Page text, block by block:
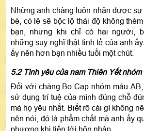
Những anh chàng luôn nhận được
bè, có lẽ sẽ bộc lộ thái độ không
bạn, nhưng khi chỉ có hai người,
những suy nghĩ thật tinh tế của anh
ấy nên hơn bạn nhiều tuổi một chút.
5.2 Tình yêu của nam Thiên Yết nhóm
Đối với chàng Bọ Cạp nhóm máu
sử dụng trí tuệ của mình đúng chỗ
mà họ yêu nhất. Biết rõ cái gì không
nên nói, đó là phẩm chất mà anh ấy
phương khi tiến tới hôn nhân.